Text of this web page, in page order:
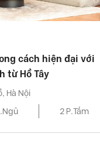
cách hiện đại với
từ Hồ Tây
Hà Nội
2 P.Tắm